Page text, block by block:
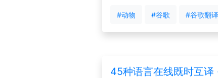
#动物 #谷歌 #谷歌翻译
45种语言在线既时互